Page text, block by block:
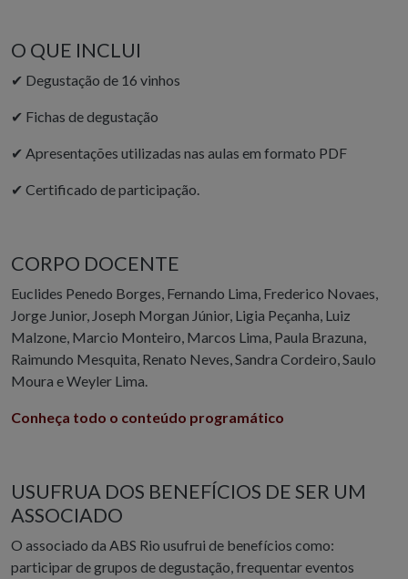
O QUE INCLUI
✔ Degustação de 16 vinhos
✔ Fichas de degustação
✔ Apresentações utilizadas nas aulas em formato PDF
✔ Certificado de participação.
CORPO DOCENTE
Euclides Penedo Borges, Fernando Lima, Frederico Novaes,
Jorge Junior, Joseph Morgan Júnior, Ligia Peçanha, Luiz
Malzone, Marcio Monteiro, Marcos Lima, Paula Brazuna,
Raimundo Mesquita, Renato Neves, Sandra Cordeiro, Saulo
Moura e Weyler Lima.
Conheça todo o conteúdo programático
USUFRUA DOS BENEFÍCIOS DE SER UM
ASSOCIADO
O associado da ABS Rio usufrui de benefícios como:
participar de grupos de degustação, frequentar eventos